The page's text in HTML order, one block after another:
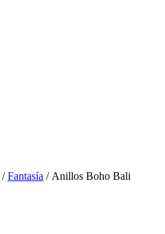
/Fantasía / Anillos Boho Bali